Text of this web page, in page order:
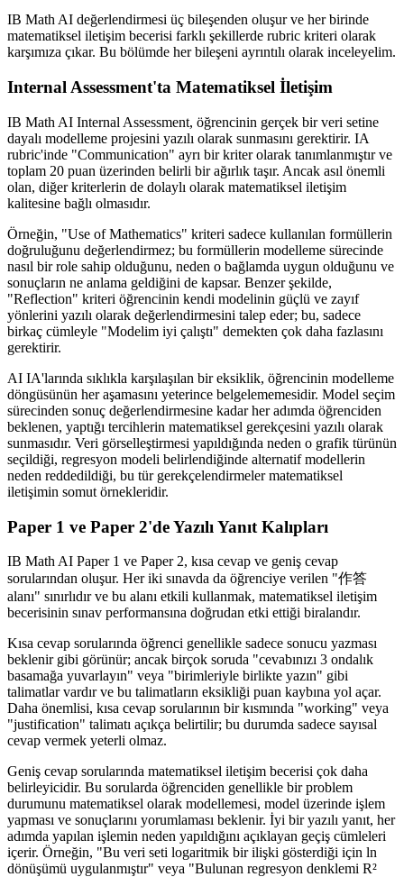
IB Math AI değerlendirmesi üç bileşenden oluşur ve her birinde
matematiksel iletişim becerisi farklı şekillerde rubric kriteri olarak
karşımıza çıkar. Bu bölümde her bileşeni ayrıntılı olarak inceleyelim.
Internal Assessment'ta Matematiksel İletişim
IB Math AI Internal Assessment, öğrencinin gerçek bir veri setine
dayalı modelleme projesini yazılı olarak sunmasını gerektirir. IA
rubric'inde "Communication" ayrı bir kriter olarak tanımlanmıştır ve
toplam 20 puan üzerinden belirli bir ağırlık taşır. Ancak asıl önemli
olan, diğer kriterlerin de dolaylı olarak matematiksel iletişim
kalitesine bağlı olmasıdır.
Örneğin, "Use of Mathematics" kriteri sadece kullanılan formüllerin
doğruluğunu değerlendirmez; bu formüllerin modelleme sürecinde
nasıl bir role sahip olduğunu, neden o bağlamda uygun olduğunu ve
sonuçların ne anlama geldiğini de kapsar. Benzer şekilde,
"Reflection" kriteri öğrencinin kendi modelinin güçlü ve zayıf
yönlerini yazılı olarak değerlendirmesini talep eder; bu, sadece
birkaç cümleyle "Modelim iyi çalıştı" demekten çok daha fazlasını
gerektirir.
AI IA'larında sıklıkla karşılaşılan bir eksiklik, öğrencinin modelleme
döngüsünün her aşamasını yeterince belgelememesidir. Model seçim
sürecinden sonuç değerlendirmesine kadar her adımda öğrenciden
beklenen, yaptığı tercihlerin matematiksel gerekçesini yazılı olarak
sunmasıdır. Veri görselleştirmesi yapıldığında neden o grafik türünün
seçildiği, regresyon modeli belirlendiğinde alternatif modellerin
neden reddedildiği, bu tür gerekçelendirmeler matematiksel
iletişimin somut örnekleridir.
Paper 1 ve Paper 2'de Yazılı Yanıt Kalıpları
IB Math AI Paper 1 ve Paper 2, kısa cevap ve geniş cevap
sorularından oluşur. Her iki sınavda da öğrenciye verilen "作答
alanı" sınırlıdır ve bu alanı etkili kullanmak, matematiksel iletişim
becerisinin sınav performansına doğrudan etki ettiği biralandır.
Kısa cevap sorularında öğrenci genellikle sadece sonucu yazması
beklenir gibi görünür; ancak birçok soruda "cevabınızı 3 ondalık
basamağa yuvarlayın" veya "birimleriyle birlikte yazın" gibi
talimatlar vardır ve bu talimatların eksikliği puan kaybına yol açar.
Daha önemlisi, kısa cevap sorularının bir kısmında "working" veya
"justification" talimatı açıkça belirtilir; bu durumda sadece sayısal
cevap vermek yeterli olmaz.
Geniş cevap sorularında matematiksel iletişim becerisi çok daha
belirleyicidir. Bu sorularda öğrenciden genellikle bir problem
durumunu matematiksel olarak modellemesi, model üzerinde işlem
yapması ve sonuçlarını yorumlaması beklenir. İyi bir yazılı yanıt, her
adımda yapılan işlemin neden yapıldığını açıklayan geçiş cümleleri
içerir. Örneğin, "Bu veri seti logaritmik bir ilişki gösterdiği için ln
dönüşümü uygulanmıştır" veya "Bulunan regresyon denklemi R²